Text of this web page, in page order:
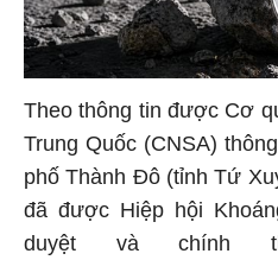
Theo thông tin được Cơ
Trung Quốc (CNSA)
phố Thành Đô (tỉnh Tứ
đã được Hiệp hội
duyệt và chính